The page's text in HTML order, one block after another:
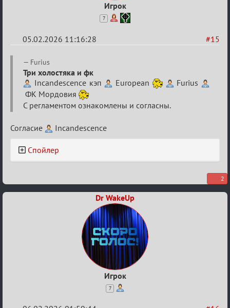
Игрок
7
#15
05.02.2026 11:16:28
Re:
XV
Кубок
сумеречных
разборок
Furius
Три холостяка и фк
Incandescence кэп
European
Furius
ФК Мордовия
С регламентом ознакомлены и согласны.
Согласие Incandescence
Спойлер
2
Dr WakeUp
Игрок
7